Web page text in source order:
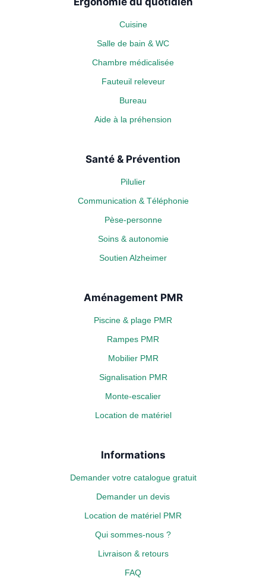
Cuisine
Salle de bain & WC
Chambre médicalisée
Fauteuil releveur
Bureau
Aide à la préhension
Santé & Prévention
Pilulier
Communication & Téléphonie
Pèse-personne
Soins & autonomie
Soutien Alzheimer
Aménagement PMR
Piscine & plage PMR
Rampes PMR
Mobilier PMR
Signalisation PMR
Monte-escalier
Location de matériel
Informations
Demander votre catalogue gratuit
Demander un devis
Location de matériel PMR
Qui sommes-nous ?
Livraison & retours
FAQ